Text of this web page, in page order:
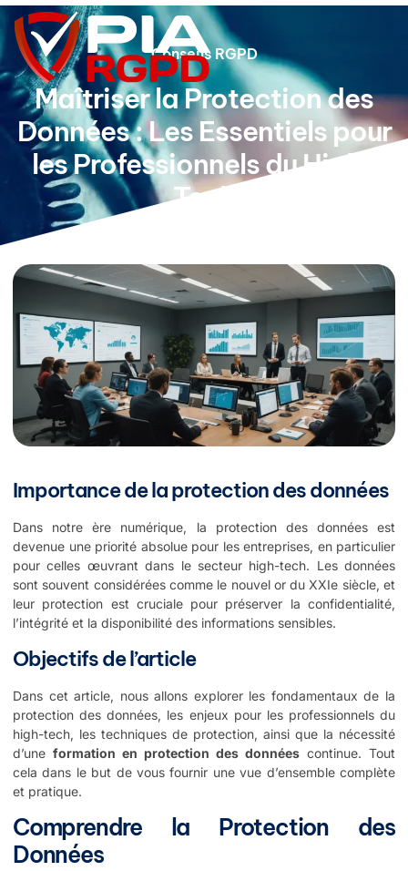
Conseils RGPD
Maîtriser la Protection des
Données : Les Essentiels pour
les Professionnels du High-
Tech
Importance de la protection des données
Dans notre ère numérique, la protection des données est
devenue une priorité absolue pour les entreprises, en particulier
pour celles œuvrant dans le secteur high-tech. Les données
sont souvent considérées comme le nouvel or du XXIe siècle, et
leur protection est cruciale pour préserver la confidentialité,
l’intégrité et la disponibilité des informations sensibles.
Objectifs de l’article
Dans cet article, nous allons explorer les fondamentaux de la
protection des données, les enjeux pour les professionnels du
high-tech, les techniques de protection, ainsi que la nécessité
d’une formation en protection des données continue. Tout
cela dans le but de vous fournir une vue d’ensemble complète
et pratique.
Comprendre la Protection des
Données